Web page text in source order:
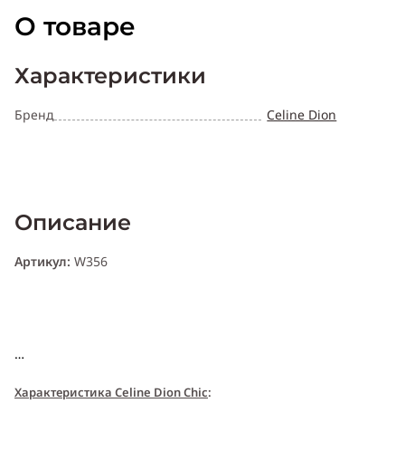
О товаре
Характеристики
Бренд Celine Dion
Описание
Артикул: W356
Характеристика Celine Dion Chic: